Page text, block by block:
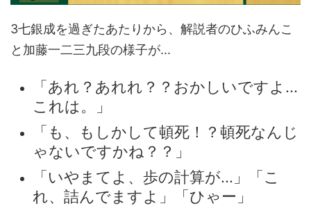
3七銀成を過ぎたあたりから、解説者のひふみんこ
と加藤一二三九段の様子が...
「あれ？あれれ？？おかしいですよ...
これは。」
「も、もしかして頓死！？頓死なんじ
ゃないですかね？？」
「いやまてよ、歩の計算が...」「こ
れ、詰んでますよ」「ひゃー」